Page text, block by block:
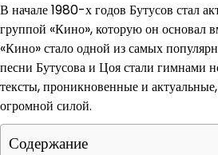
В начале 1980-х годов Бутусов стал
группой «Кино», которую он основал
«Кино» стало одной из самых
песни Бутусова и Цоя стали гимнами
тексты, проникновенные и
огромной силой.
Содержание